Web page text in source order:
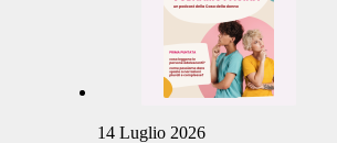
14 Luglio 2026